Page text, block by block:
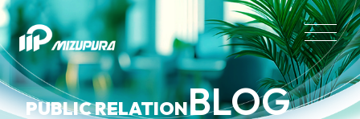
PUBLIC RELATIONBLOG